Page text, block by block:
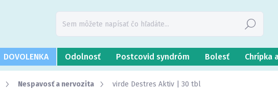
Hľadať
DOVOLENKA Odolnosť Postcovid syndróm Bolesť Chrípka
Nespavosť a nervozita virde Destres Aktiv | 30 tbl